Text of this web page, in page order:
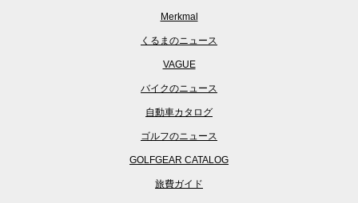
Merkmal
くるまのニュース
VAGUE
バイクのニュース
自動車カタログ
ゴルフのニュース
GOLFGEAR CATALOG
旅費ガイド